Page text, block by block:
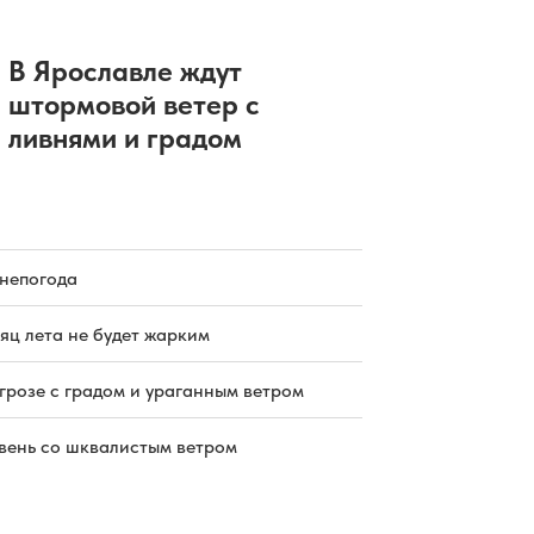
В Ярославле ждут
штормовой ветер с
ливнями и градом
лета не будет жарким
с градом и ураганным ветром
со шквалистым ветром